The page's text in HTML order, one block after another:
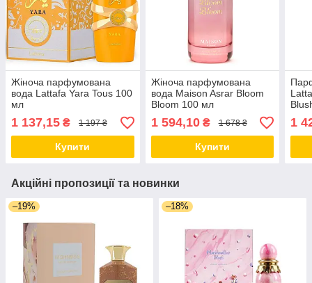
Жіноча парфумована
вода Lattafa Yara Tous 100
мл
1 137,15 ₴ 1 197 ₴
Купити
Жіноча парфумована
вода Maison Asrar Bloom
Bloom 100 мл
1 594,10₴ 1 678 ₴
Купити
1
Акційні пропозиції та новинки
–19% –18%